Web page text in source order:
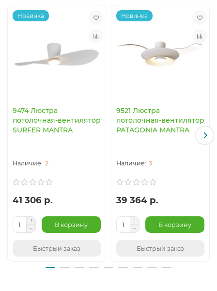
Новинка
9474 Люстра
потолочная-вентилятор
SURFER MANTRA
2
41 306 р.
В корзину
Быстрый заказ
Новинка
9521 Люстра
потолочная-вентилятор
PATAGONIA MANTRA
3
39 364 р.
В корзину
Быстрый заказ